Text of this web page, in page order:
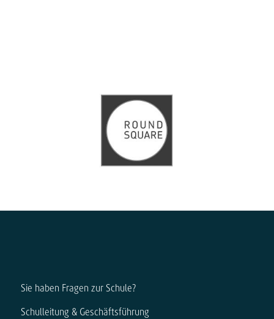
Sie haben Fragen zur Schule?
Schulleitung & Geschäftsführung